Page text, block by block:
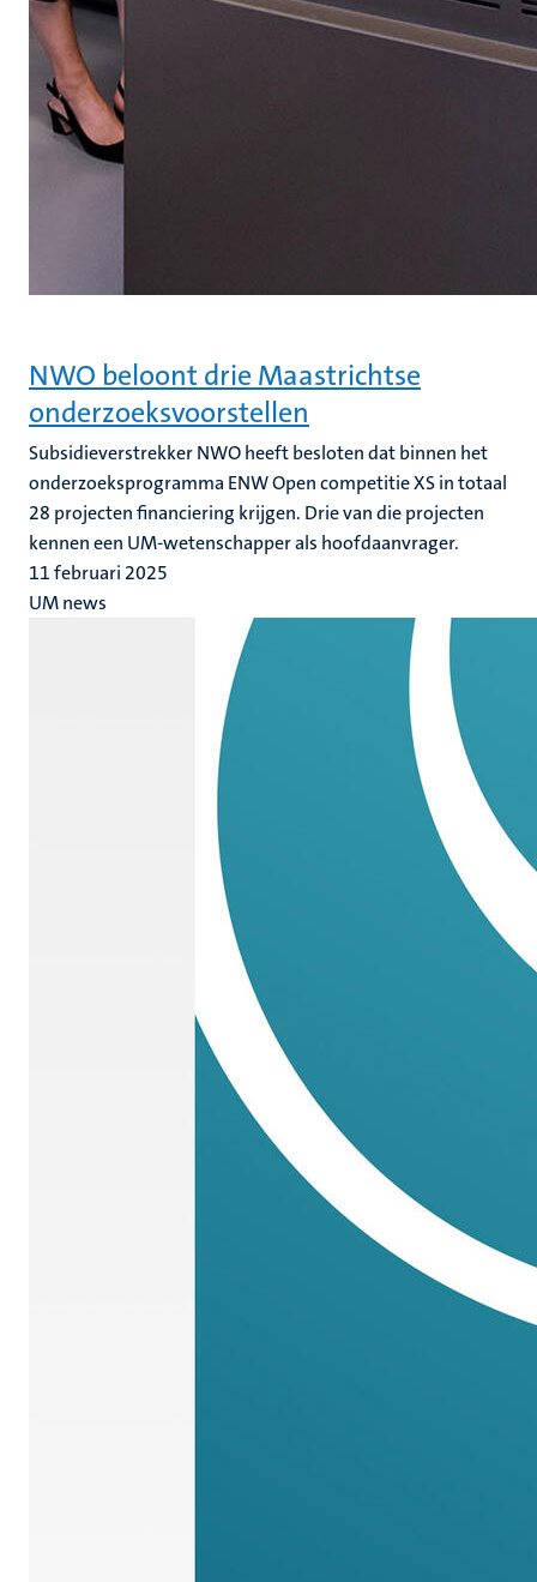
NWO beloont drie Maastrichtse
onderzoeksvoorstellen
Subsidieverstrekker NWO heeft besloten dat binnen het
onderzoeksprogramma ENW Open competitie XS in totaal
28 projecten financiering krijgen. Drie van die projecten
kennen een UM-wetenschapper als hoofdaanvrager.
11 februari 2025
UM news